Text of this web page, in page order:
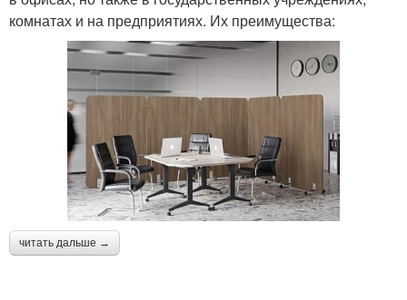
комнатах и на предприятиях. Их преимущества:
читать дальше →